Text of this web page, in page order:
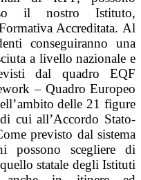
il nostro Istituto,
Accreditata. Al
conseguiranno una
a livello nazionale e
dal quadro EQF
– Quadro Europeo
delle 21 figure
cui all’Accordo Stato-
previsto dal sistema
possono scegliere di
statale degli Istituti